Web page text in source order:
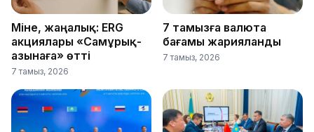
Міне, жаңалық: ERG
акциялары «Самұрық-
Қазынаға» өтті
7 тамыз, 2026
7 тамызға валюта
бағамы жарияланды
7 тамыз, 2026